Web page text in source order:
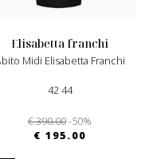
elisabetta franchi
Abito Midi Elisabetta Franchi
42 44
€ 390.00-50%
€ 195.00